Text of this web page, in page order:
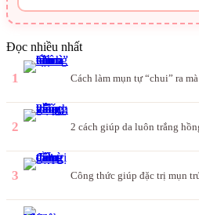
Đọc nhiều nhất
1 Cách làm mụn tự “chui” ra
2 2 cách giúp da luôn trắng
3 Công thức giúp đặc trị mụn